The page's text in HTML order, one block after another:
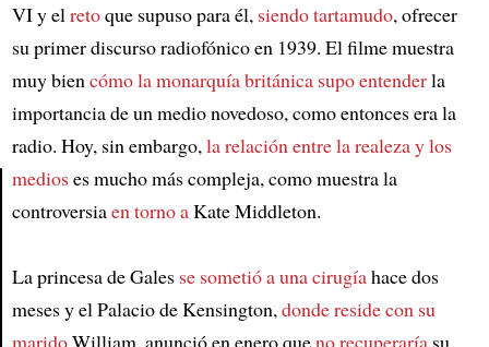
VI y elretoque supuso para él, siendo tartamudo, ofrecer
su primer discurso radiofónico en 1939. El filme muestra
muy biencómo la monarquía británica supo entenderla
importancia de un medio novedoso, como entonces era la
radio. Hoy, sin embargo,la relación entre la realeza y los
medioses mucho más compleja, como muestra la
controversiaen torno aKate Middleton.
La princesa de Gales se sometió a una cirugíahace dos
meses y el Palacio de Kensington,donde reside con su
maridoWilliam, anunció en enero queno recuperaríasu